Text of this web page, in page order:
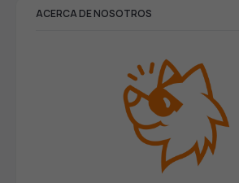
ACERCA DE NOSOTROS